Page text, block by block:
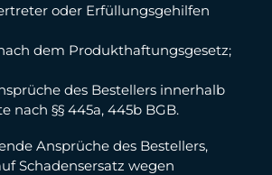
oder Erfüllungsgehilfen
dem Produkthaftungsgesetz;
des Bestellers innerhalb
nach §§ 445a, 445b BGB.
Ansprüche des Bestellers,
Schadensersatz wegen